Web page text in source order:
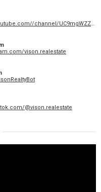
https://www.youtube.com//channel/UC9mgWZZTRXMxEPtb_yu1Klw
vison.realestate
@vison.realestate